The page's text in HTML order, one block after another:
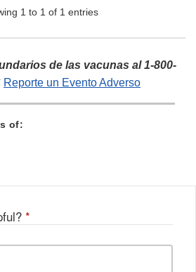
1 to 1 of 1 entries
de las vacunas al 1-800-
Reporte un Evento Adverso
of:
*